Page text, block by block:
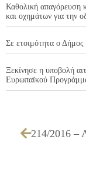
Καθολική απαγόρευση
και οχημάτων για την
Σε ετοιμότητα ο
Ξεκίνησε η υποβολή
Ευρωπαϊκού